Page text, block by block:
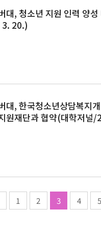
대, 청소년 지원 인력 양
20.)
대, 한국청소년상담복지
원재단과 협약(대학저널
1 2 3 4 5